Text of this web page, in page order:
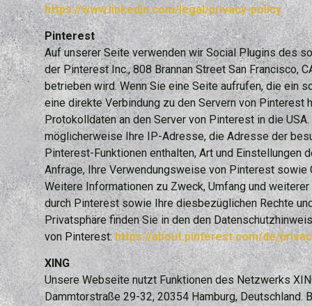
https://www.linkedin.com/legal/privacy-policy
Pinterest
Auf unserer Seite verwenden wir Social Plugins des
der Pinterest Inc., 808 Brannan Street San Francisco,
betrieben wird. Wenn Sie eine Seite aufrufen, die ein
eine direkte Verbindung zu den Servern von Pinterest
Protokolldaten an den Server von Pinterest in die
möglicherweise Ihre IP-Adresse, die Adresse der
Pinterest-Funktionen enthalten, Art und Einstellungen
Anfrage, Ihre Verwendungsweise von Pinterest sowie
Weitere Informationen zu Zweck, Umfang und
durch Pinterest sowie Ihre diesbezüglichen Rechte
Privatsphäre finden Sie in den den
von Pinterest:https://about.pinterest.com/de/
XING
Unsere Webseite nutzt Funktionen des Netzwerks
Dammtorstraße 29-32, 20354 Hamburg, Deutschland.